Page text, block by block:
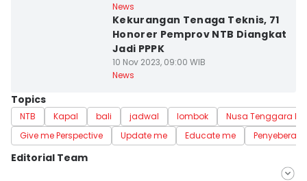
News
Kekurangan Tenaga Teknis, 71
Honorer Pemprov NTB Diangkat
Jadi PPPK
10 Nov 2023, 09:00 WIB
News
Topics
NTB Kapal bali jadwal lombok
Nusa Tenggara
Give me Perspective
Update me Educate me
Editorial Team